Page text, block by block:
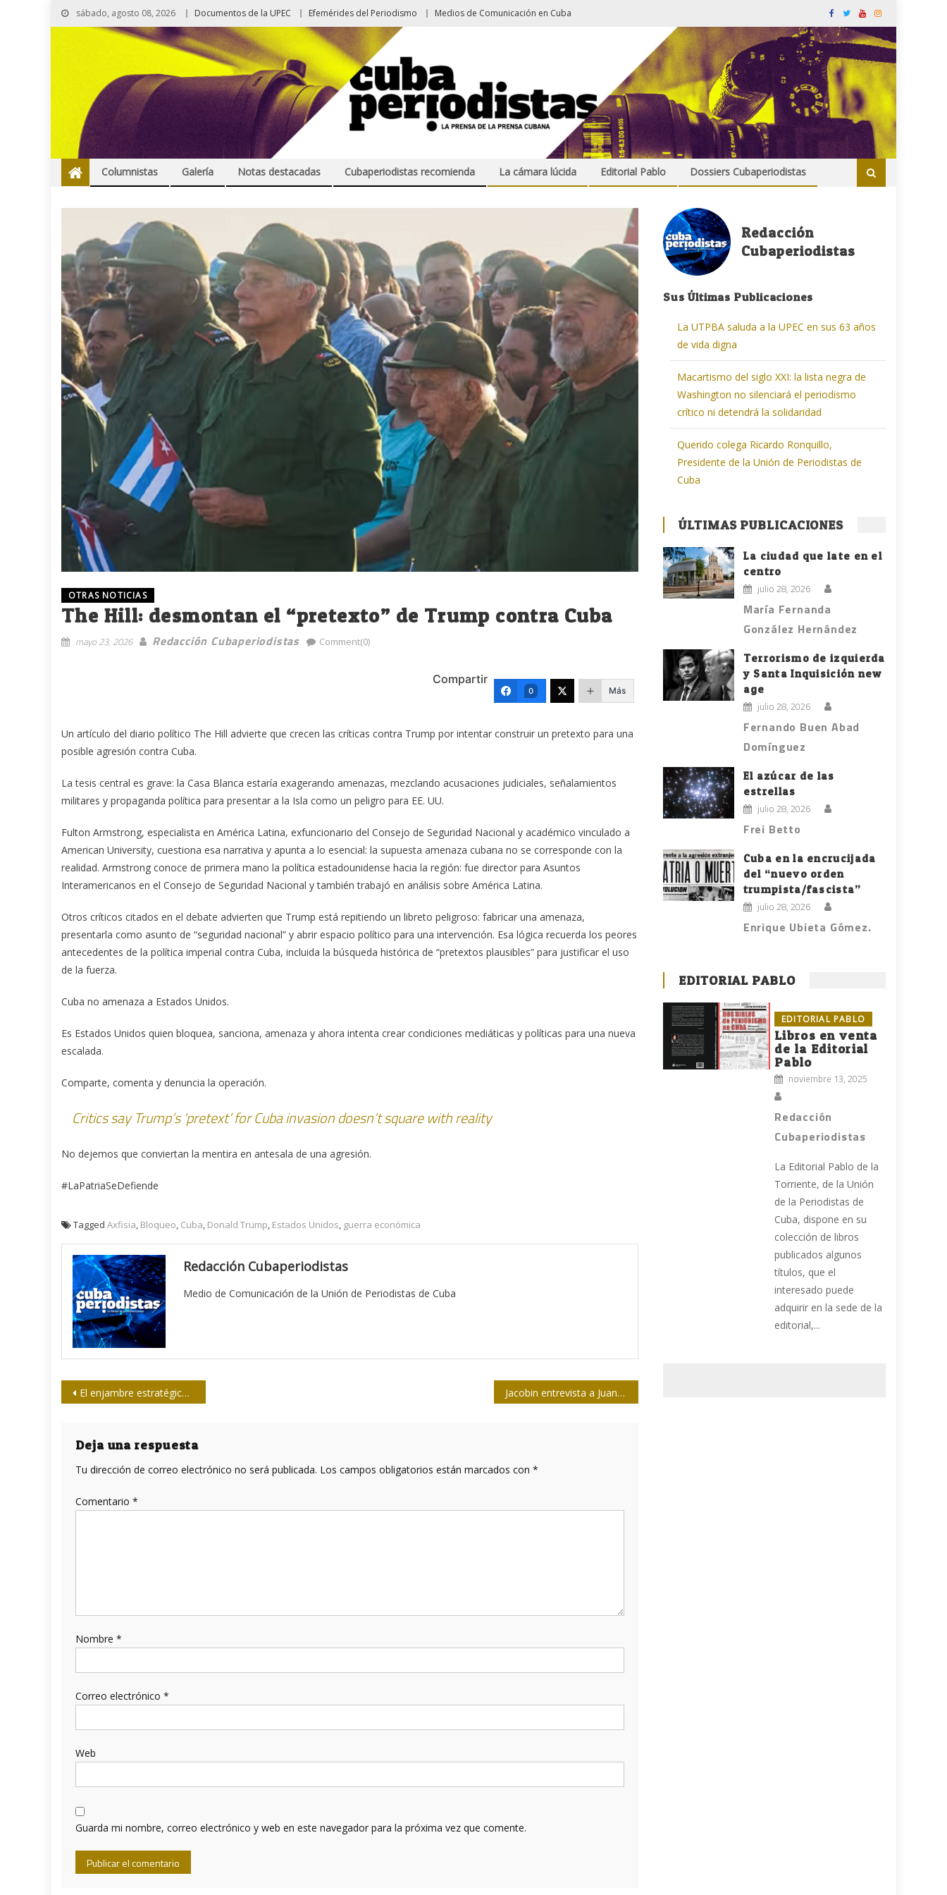
sábado, agosto 08, 2026 Documentos de la UPEC Efemérides del Periodismo Medios de Comunicación en Cuba
Columnistas Galería Notas destacadas Cubaperiodistas recomienda La cámara lúcida Editorial Pablo Dossiers Cubaperiodistas
OTRAS NOTICIAS
The Hill: desmontan el “pretexto” de Trump contra Cuba
mayo 23, 2026 Redacción Cubaperiodistas Comment(0)
Compartir
0 Más
Un artículo del diario político The Hill advierte que crecen las críticas contra Trump por intentar construir un pretexto para una
posible agresión contra Cuba.
La tesis central es grave: la Casa Blanca estaría exagerando amenazas, mezclando acusaciones judiciales, señalamientos
militares y propaganda política para presentar a la Isla como un peligro para EE. UU.
Fulton Armstrong, especialista en América Latina, exfuncionario del Consejo de Seguridad Nacional y académico vinculado a
American University, cuestiona esa narrativa y apunta a lo esencial: la supuesta amenaza cubana no se corresponde con la
realidad. Armstrong conoce de primera mano la política estadounidense hacia la región: fue director para Asuntos
Interamericanos en el Consejo de Seguridad Nacional y también trabajó en análisis sobre América Latina.
Otros críticos citados en el debate advierten que Trump está repitiendo un libreto peligroso: fabricar una amenaza,
presentarla como asunto de “seguridad nacional” y abrir espacio político para una intervención. Esa lógica recuerda los peores
antecedentes de la política imperial contra Cuba, incluida la búsqueda histórica de “pretextos plausibles” para justificar el uso
de la fuerza.
Cuba no amenaza a Estados Unidos.
Es Estados Unidos quien bloquea, sanciona, amenaza y ahora intenta crear condiciones mediáticas y políticas para una nueva
escalada.
Comparte, comenta y denuncia la operación.
Critics say Trump’s ‘pretext’ for Cuba invasion doesn’t square with reality
No dejemos que conviertan la mentira en antesala de una agresión.
#LaPatriaSeDefiende
Tagged Axfisia, Bloqueo, Cuba, Donald Trump, Estados Unidos, guerra económica
Redacción Cubaperiodistas
Medio de Comunicación de la Unión de Periodistas de Cuba
Navegación
entradas
El enjambre estratégico de la asfixia: bloqueo, trampas narrativas y resistencia colectiva en Cuba Jacobin entrevista a Juan Antonio Fernández Palacios sobre Cuba y la presión de EE. UU.
Deja una respuesta
Tu dirección de correo electrónico no será publicada. Los campos obligatorios están marcados con *
Comentario *
Nombre *
Correo electrónico *
Web
Guarda mi nombre, correo electrónico y web en este navegador para la próxima vez que comente.
Redacción
Cubaperiodistas
Sus Últimas Publicaciones
La UTPBA saluda a la UPEC en sus 63 años
de vida digna
Macartismo del siglo XXI: la lista negra de
Washington no silenciará el periodismo
crítico ni detendrá la solidaridad
Querido colega Ricardo Ronquillo,
Presidente de la Unión de Periodistas de
Cuba
ÚLTIMAS PUBLICACIONES
La ciudad que late en el
centro
julio 28, 2026
María Fernanda
González Hernández
Terrorismo de izquierda
y Santa Inquisición new
age
julio 28, 2026
Fernando Buen Abad
Domínguez
El azúcar de las
estrellas
julio 28, 2026
Frei Betto
Cuba en la encrucijada
del “nuevo orden
trumpista/fascista”
julio 28, 2026
Enrique Ubieta Gómez.
EDITORIAL PABLO
EDITORIAL PABLO
Libros en venta
de la Editorial
Pablo
noviembre 13, 2025
Redacción
Cubaperiodistas
La Editorial Pablo de la
Torriente, de la Unión
de la Periodistas de
Cuba, dispone en su
colección de libros
publicados algunos
títulos, que el
interesado puede
adquirir en la sede de la
editorial,...